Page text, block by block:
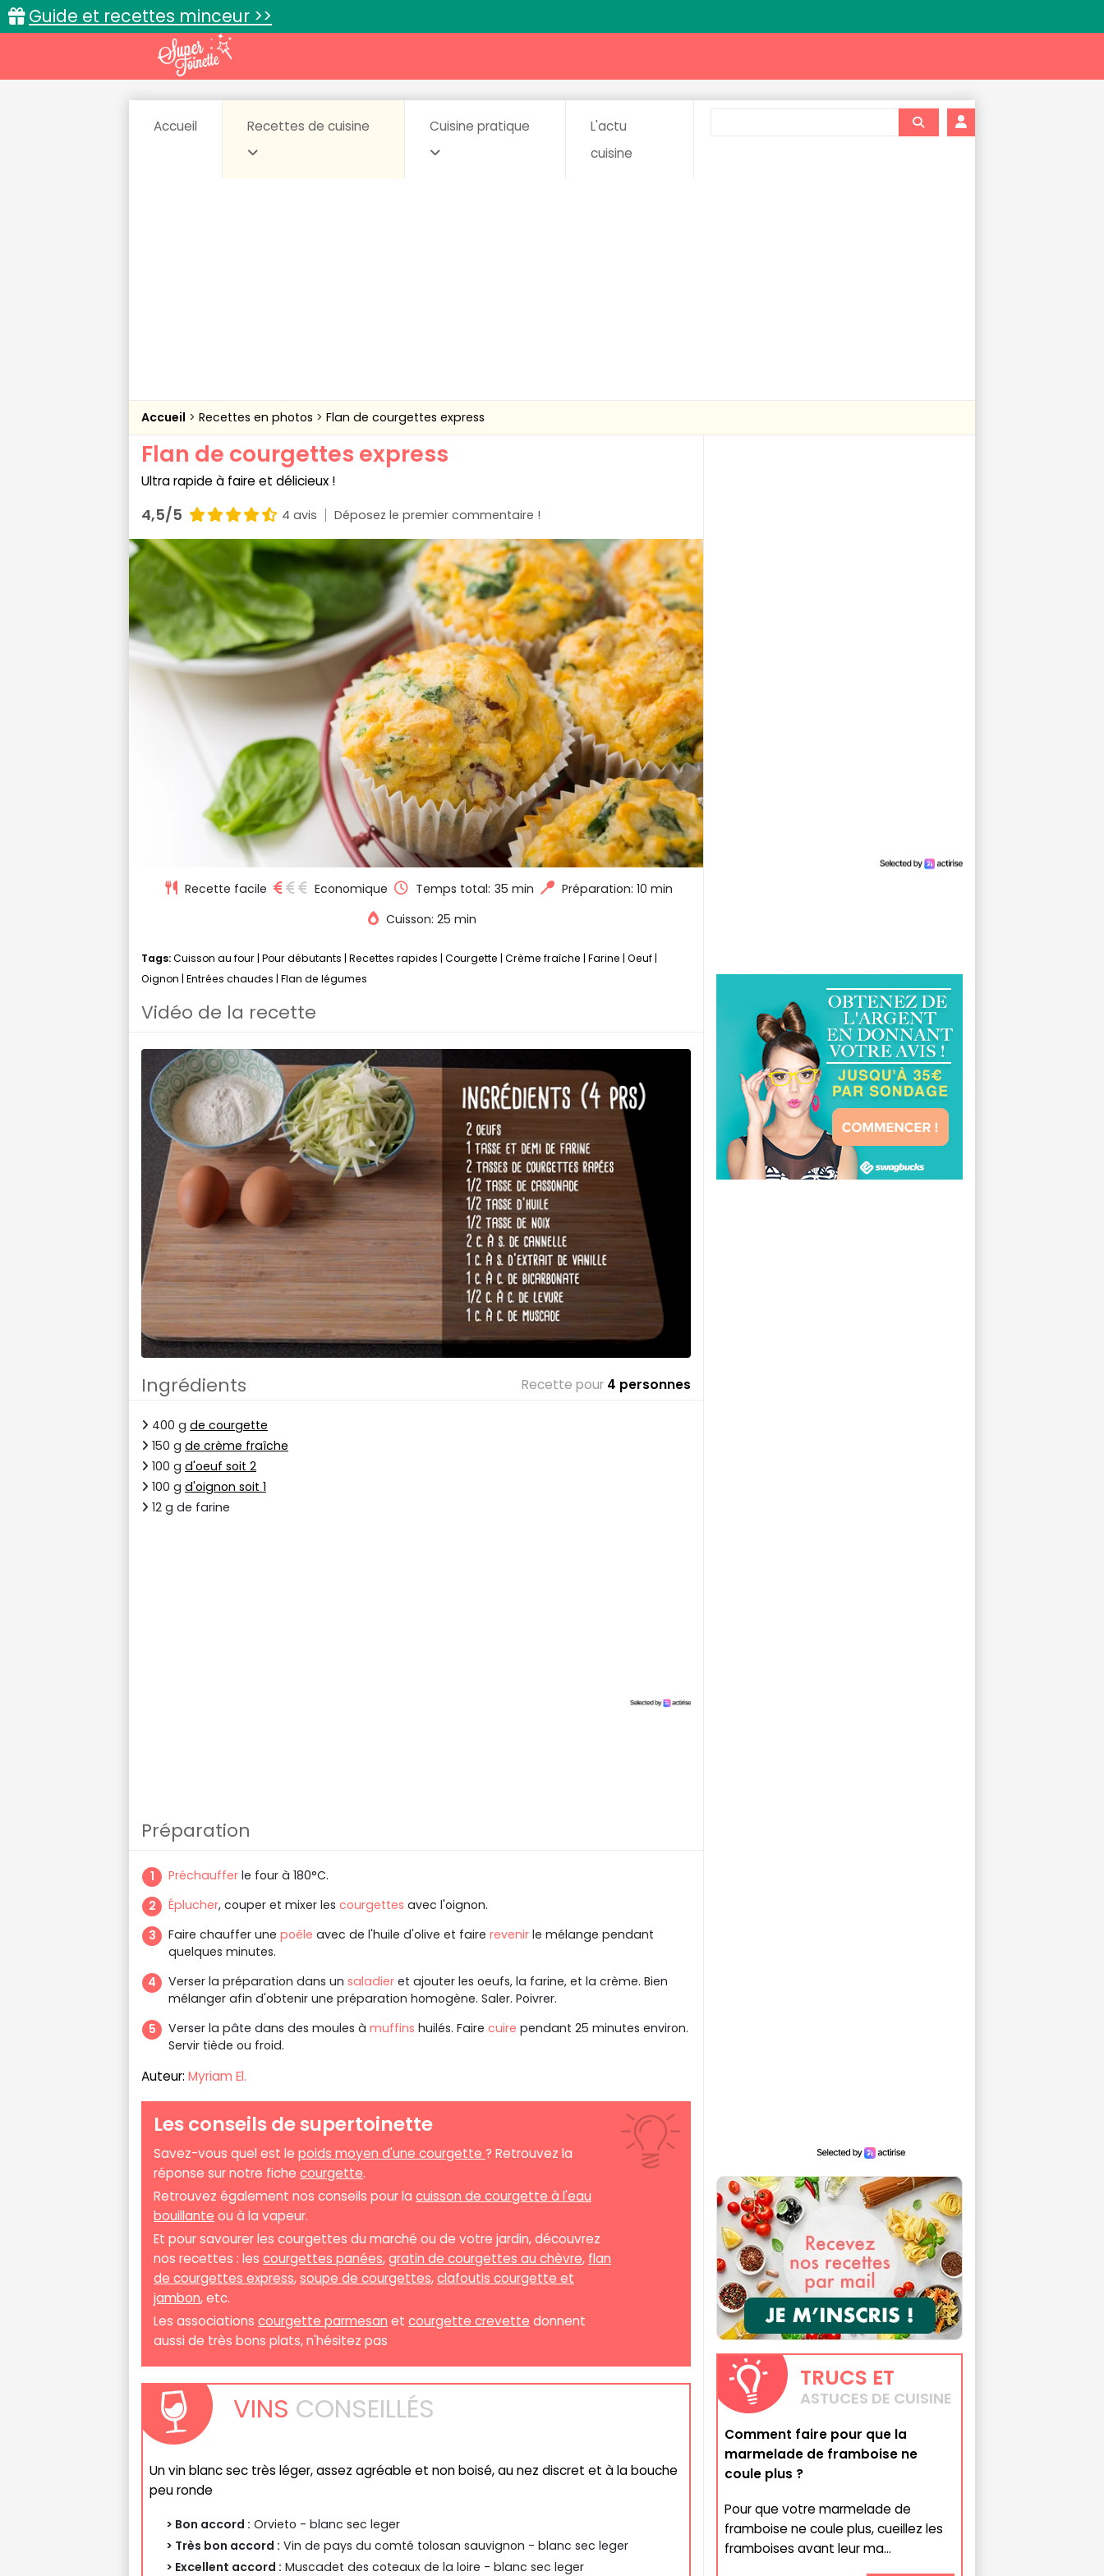
Guide et recettes minceur >>
Accueil Recettes de cuisine Cuisine pratique
L'actu
cuisine
Accueil Recettes en photos Flan de courgettes express
Flan de courgettes express
Ultra rapide à faire et délicieux !
4,5/5 4 avis Déposez le premier commentaire !
Recette facile Economique Temps total: 35 min
Préparation: 10 min
Cuisson: 25 min
Tags:Cuisson au four | Pour débutants | Recettes rapides | Courgette | Crème fraîche | Farine | Oeuf |
Oignon | Entrées chaudes | Flan de légumes
Vidéo de la recette
Ingrédients Recette pour 4 personnes
400 g de courgette
150 g de crème fraîche
100 g d'oeuf soit 2
100 g d'oignon soit 1
12 g de farine
Préparation
Préchauffer le four à 180°C.
Éplucher, couper et mixer les courgettes avec l'oignon.
Faire chauffer une poêle avec de l'huile d'olive et faire revenir le mélange pendant
quelques minutes.
Verser la préparation dans un saladier et ajouter les oeufs, la farine, et la crème. Bien
mélanger afin d'obtenir une préparation homogène. Saler. Poivrer.
Verser la pâte dans des moules à muffins huilés. Faire cuire pendant 25 minutes environ.
Servir tiède ou froid.
Auteur: Myriam El.
Les conseils de supertoinette
Savez-vous quel est le poids moyen d'une courgette ? Retrouvez la
réponse sur notre fiche courgette.
Retrouvez également nos conseils pour la cuisson de courgette à l'eau
bouillante ou à la vapeur.
Et pour savourer les courgettes du marché ou de votre jardin, découvrez
nos recettes : les courgettes panées,gratin de courgettes au chèvre, flan
de courgettes express,soupe de courgettes,clafoutis courgette et
jambon, etc.
Les associations courgette parmesan et courgette crevette donnent
aussi de très bons plats, n'hésitez pas
VINS CONSEILLÉS
Un vin blanc sec très léger, assez agréable et non boisé, au nez discret et à la bouche
peu ronde
> Bon accord : Orvieto - blanc sec leger
> Très bon accord : Vin de pays du comté tolosan sauvignon - blanc sec leger
> Excellent accord : Muscadet des coteaux de la loire - blanc sec leger
TRUCS ET
ASTUCES DE CUISINE
Comment faire pour que la
marmelade de framboise ne
coule plus ?
Pour que votre marmelade de
framboise ne coule plus, cueillez les
framboises avant leur ma...